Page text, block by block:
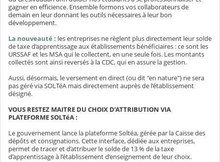
gagner en efficience. Ensemble formons vos collaborateurs de
demain en leur donnant les outils nécessaires à leur bon
développement.
La nouveauté : les entreprises ne règlent plus directement leur solde
de taxe d’apprentissage aux établissements bénéficiaires : ce sont les
URSSAF et les MSA qui le collectent, en une seule fois. Les montants
collectés sont ainsi reversés à la CDC, qui en assure la gestion.
Aussi, désormais, le versement en direct (ou dit "en nature") ne sera
pas géré via SOLTéA mais directement auprès de l’établissement
désigné.
VOUS RESTEZ MAITRE DU CHOIX D’ATTRIBUTION VIA
PLATEFORME SOLTéA :
Le gouvernement lance la plateforme Soltéa, gérée par la Caisse des
dépôts et consignations. Cette interface, dédiée aux entreprises,
permet de tracer et d’attribuer le solde de 13 % de la taxe
d’apprentissage à l’établissement d’enseignement de leur choix.